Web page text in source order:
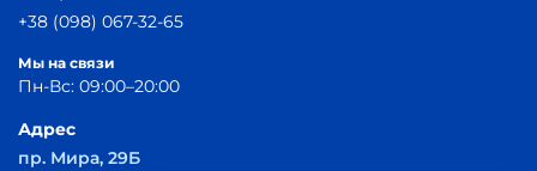
+38 (098) 067-32-65
Мы на связи
Пн-Вс: 09:00–20:00
Адрес
пр. Мира, 29Б